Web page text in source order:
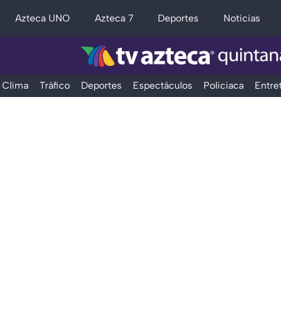
Azteca UNO Azteca 7 Deportes Noticias
Clima Tráfico Deportes Espectáculos Policiaca